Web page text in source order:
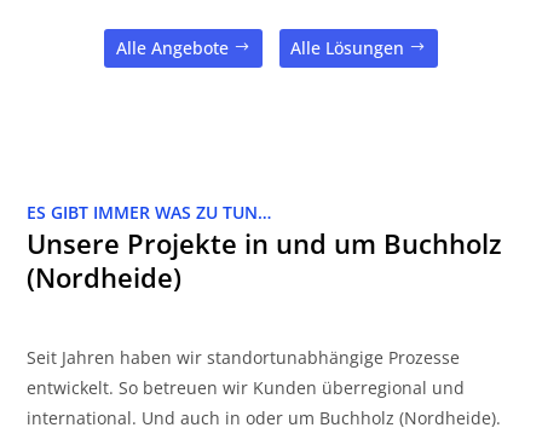
Alle Angebote Alle Lösungen
ES GIBT IMMER WAS ZU TUN…
Unsere Projekte in und um Buchholz
(Nordheide)
Seit Jahren haben wir standortunabhängige Prozesse
entwickelt. So betreuen wir Kunden überregional und
international. Und auch in oder um Buchholz (Nordheide).